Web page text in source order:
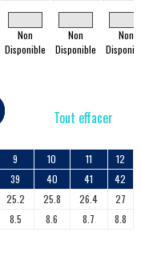
Non
Disponible
Non
Disponible
Non
Tout effacer
9 10 11
12
39 40 41
42
25.2 25.8 26.4
27
8.5 8.6 8.7 8.8